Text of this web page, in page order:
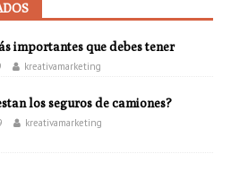
importantes que debes tener
kreativamarketing
los seguros de camiones?
kreativamarketing